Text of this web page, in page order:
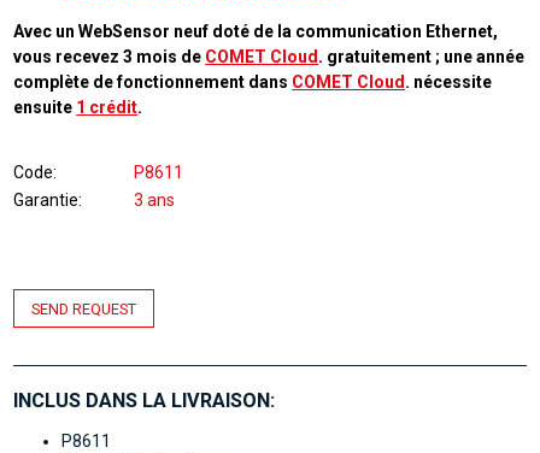
Avec un WebSensor neuf doté de la communication Ethernet,
vous recevez 3 mois de COMET Cloud . gratuitement ; une année
complète de fonctionnement dans COMET Cloud . nécessite
ensuite 1 crédit.
Code
P8611
Garantie
3 ans
SEND REQUEST
INCLUS DANS LA LIVRAISON:
P8611